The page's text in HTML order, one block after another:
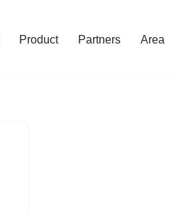
Product Partners Area